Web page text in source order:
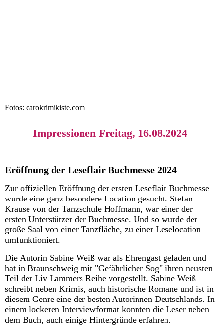
Fotos: carokrimikiste.com
Impressionen Freitag, 16.08.2024
Eröffnung der Leseflair Buchmesse 2024
Zur offiziellen Eröffnung der ersten Leseflair Buchmesse
wurde eine ganz besondere Location gesucht. Stefan
Krause von der Tanzschule Hoffmann, war einer der
ersten Unterstützer der Buchmesse. Und so wurde der
große Saal von einer Tanzfläche, zu einer Leselocation
umfunktioniert.
Die Autorin Sabine Weiß war als Ehrengast geladen und
hat in Braunschweig mit "Gefährlicher Sog" ihren neusten
Teil der Liv Lammers Reihe vorgestellt. Sabine Weiß
schreibt neben Krimis, auch historische Romane und ist in
diesem Genre eine der besten Autorinnen Deutschlands. In
einem lockeren Interviewformat konnten die Leser neben
dem Buch, auch einige Hintergründe erfahren.